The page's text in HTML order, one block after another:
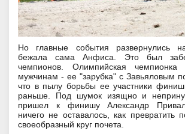
Но главные события развернулись
бежала сама Анфиса. Это был
чемпионов. Олимпийская чемпионка
мужчинам - ее "зарубка" с Завьяловым
что в пылу борьбы ее участники
раньше. Под шумок изящно и
пришел к финишу Александр
ничего не оставалось, как превратить
своеобразный круг почета.